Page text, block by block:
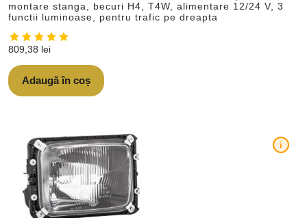
montare stanga, becuri H4, T4W, alimentare 12/24 V, 3
functii luminoase, pentru trafic pe dreapta
809,38 lei
Adaugă în coș
i